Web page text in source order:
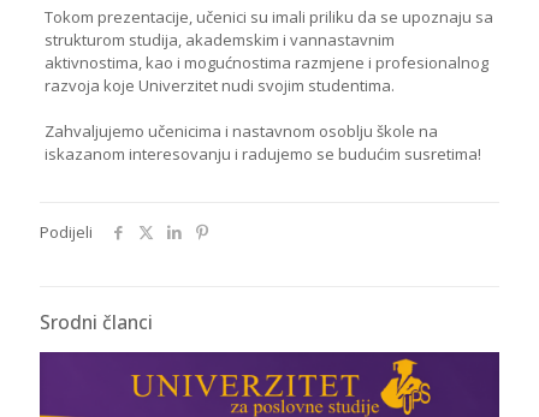
Tokom prezentacije, učenici su imali priliku da se upoznaju sa
strukturom studija, akademskim i vannastavnim
aktivnostima, kao i mogućnostima razmjene i profesionalnog
razvoja koje Univerzitet nudi svojim studentima.
Zahvaljujemo učenicima i nastavnom osoblju škole na
iskazanom interesovanju i radujemo se budućim susretima!
Podijeli
Srodni članci